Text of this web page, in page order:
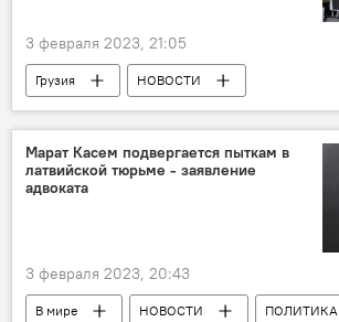
3 февраля 2023, 21:05
Грузия
НОВОСТИ
ПРОИСШЕСТВИЯ
Михаил Саакашвили
Марат Касем подвергается пыткам в
латвийской тюрьме - заявление
адвоката
3 февраля 2023, 20:43
В мире НОВОСТИ
ПОЛИТИКА